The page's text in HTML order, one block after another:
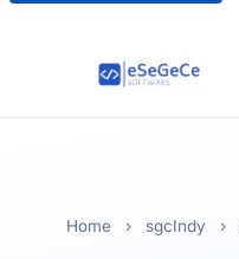
Home › sgcIndy ›